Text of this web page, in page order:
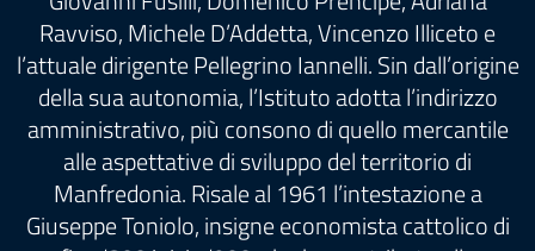
Ravviso, Michele D’Addetta, Vincenzo Illiceto e
l’attuale dirigente Pellegrino Iannelli. Sin dall’origine
della sua autonomia, l’Istituto adotta l’indirizzo
amministrativo, più consono di quello mercantile
alle aspettative di sviluppo del territorio di
Manfredonia. Risale al 1961 l’intestazione a
Giuseppe Toniolo, insigne economista cattolico di